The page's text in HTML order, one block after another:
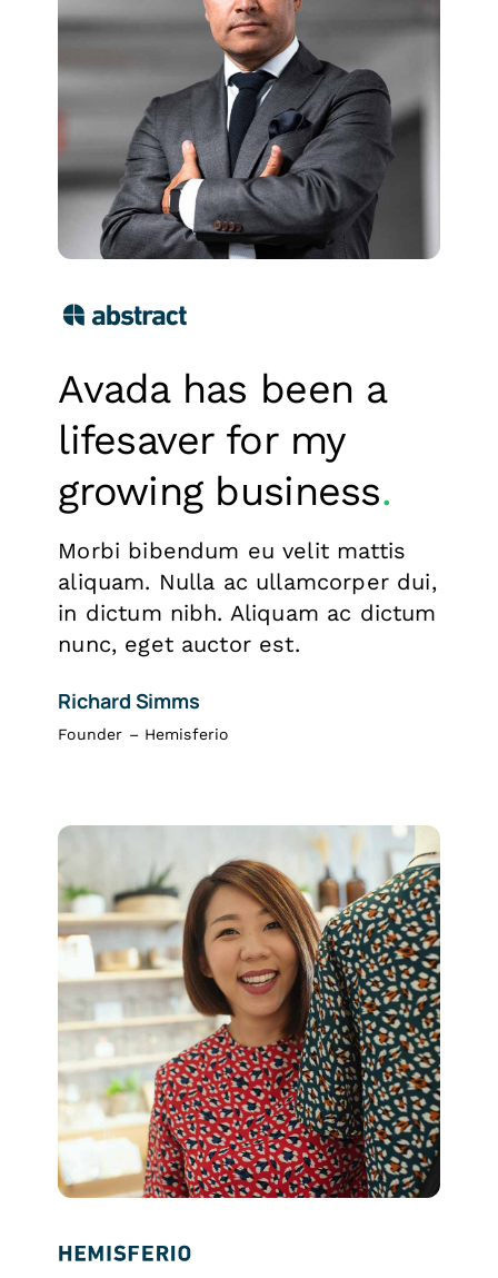
Avada has been a
lifesaver for my
growing business.
Morbi bibendum eu velit mattis
aliquam. Nulla ac ullamcorper dui,
in dictum nibh. Aliquam ac dictum
nunc, eget auctor est.
Richard Simms
Founder – Hemisferio